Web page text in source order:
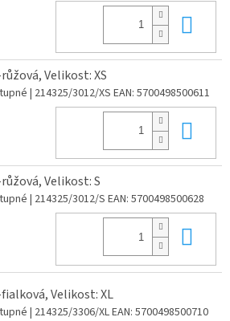
Velikost: XS
| 214325/3012/XS EAN: 5700498500611
Velikost: S
| 214325/3012/S EAN: 5700498500628
Velikost: XL
| 214325/3306/XLEAN: 5700498500710